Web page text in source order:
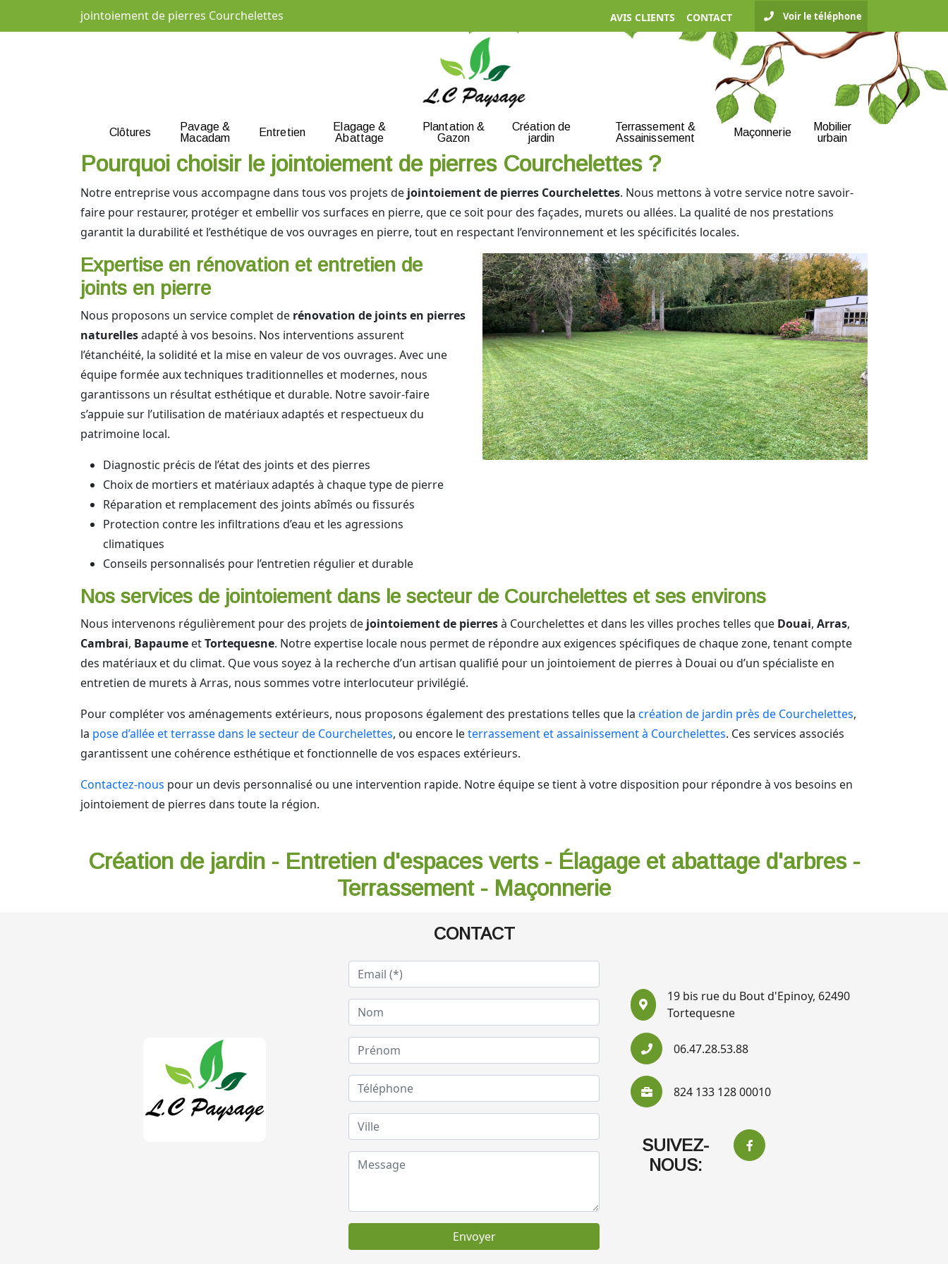
jointoiement de pierres Courchelettes AVIS CLIENTS CONTACT Voir le téléphone
Clôtures
Pavage &
Macadam
Entretien
Elagage &
Abattage
Plantation &
Gazon
Création de
jardin
Terrassement &
Assainissement
Maçonnerie
Mobilier
urbain
Pourquoi choisir le jointoiement de pierres Courchelettes ?
Notre entreprise vous accompagne dans tous vos projets de jointoiement de pierres Courchelettes. Nous mettons à votre service notre savoir-
faire pour restaurer, protéger et embellir vos surfaces en pierre, que ce soit pour des façades, murets ou allées. La qualité de nos prestations
garantit la durabilité et l’esthétique de vos ouvrages en pierre, tout en respectant l’environnement et les spécificités locales.
Expertise en rénovation et entretien de
joints en pierre
Nous proposons un service complet de rénovation de joints en pierres
naturellesadapté à vos besoins. Nos interventions assurent
l’étanchéité, la solidité et la mise en valeur de vos ouvrages. Avec une
équipe formée aux techniques traditionnelles et modernes, nous
garantissons un résultat esthétique et durable. Notre savoir-faire
s’appuie sur l’utilisation de matériaux adaptés et respectueux du
patrimoine local.
Diagnostic précis de l’état des joints et des pierres
Choix de mortiers et matériaux adaptés à chaque type de pierre
Réparation et remplacement des joints abîmés ou fissurés
Protection contre les infiltrations d’eau et les agressions
climatiques
Conseils personnalisés pour l’entretien régulier et durable
Nos services de jointoiement dans le secteur de Courchelettes et ses environs
Nous intervenons régulièrement pour des projets de jointoiement de pierresà Courchelettes et dans les villes proches telles que Douai, Arras,
Cambrai, Bapaume etTortequesne. Notre expertise locale nous permet de répondre aux exigences spécifiques de chaque zone, tenant compte
des matériaux et du climat. Que vous soyez à la recherche d’un artisan qualifié pour un jointoiement de pierres à Douai ou d’un spécialiste en
entretien de murets à Arras, nous sommes votre interlocuteur privilégié.
Pour compléter vos aménagements extérieurs, nous proposons également des prestations telles que la création de jardin près de Courchelettes,
la pose d’allée et terrasse dans le secteur de Courchelettes, ou encore leterrassement et assainissement à Courchelettes. Ces services associés
garantissent une cohérence esthétique et fonctionnelle de vos espaces extérieurs.
Contactez-nous pour un devis personnalisé ou une intervention rapide. Notre équipe se tient à votre disposition pour répondre à vos besoins en
jointoiement de pierres dans toute la région.
Création de jardin - Entretien d'espaces verts - Élagage et abattage d'arbres -
Terrassement - Maçonnerie
CONTACT
Envoyer
19 bis rue du Bout d'Epinoy, 62490
Tortequesne
06.47.28.53.88
824 133 128 00010
SUIVEZ-
NOUS: